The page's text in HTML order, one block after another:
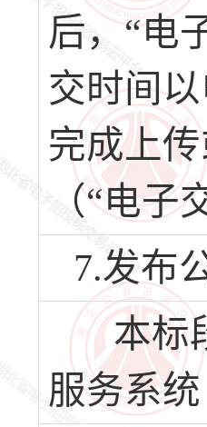
后，“电
交时间
完成上
（“电
7.发布
本标段
服务系